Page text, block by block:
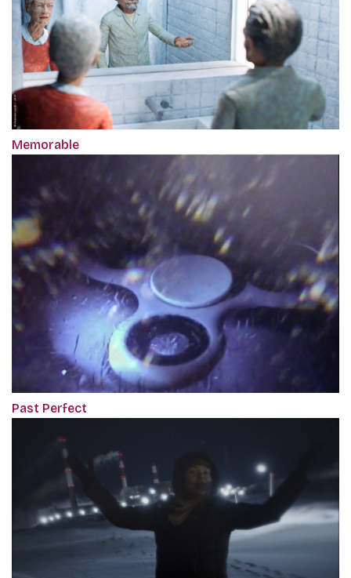
Memorable
Past Perfect